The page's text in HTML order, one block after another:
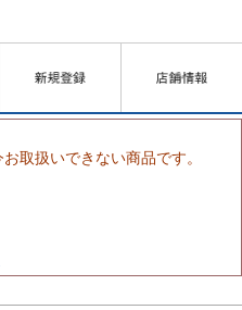
取扱いできない商品です。